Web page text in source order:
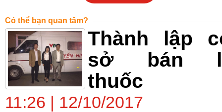
Có thể bạn quan tâm?
Thành lập
sở bán
thuốc
11:26 | 12/10/2017